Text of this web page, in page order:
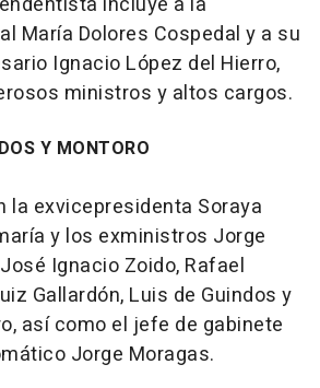
María Dolores Cospedal y a su
Ignacio López del Hierro,
ministros y altos cargos.
Y MONTORO
la exvicepresidenta Soraya
y los exministros Jorge
Ignacio Zoido, Rafael
Gallardón, Luis de Guindos y
así como el jefe de gabinete
Jorge Moragas.